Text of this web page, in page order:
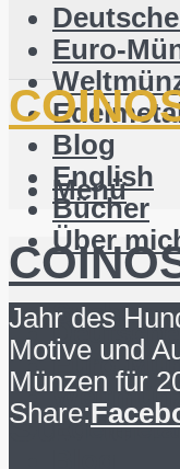
Euro-
Blog
English
Bücher
Über
Suchen
Suchen
Menü
Euro-
Jahr des
Motive und
Münzen für
Share: